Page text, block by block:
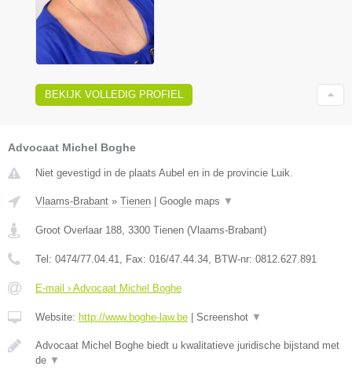
BEKIJK VOLLEDIG PROFIEL
Advocaat Michel Boghe
Niet gevestigd in de plaats Aubel en in de provincie Luik.
Vlaams-Brabant » Tienen | Google maps ▼
Groot Overlaar 188 3300 Tienen (Vlaams-Brabant)
Tel: 0474/77.04.41 , Fax: 016/47.44.34 , BTW-nr: ​0812.627.891
E-mail › Advocaat Michel Boghe
Website: http://www.boghe-law.be | Screenshot ▼
Advocaat Michel Boghe biedt u kwalitatieve juridische bijstand met
de ▼